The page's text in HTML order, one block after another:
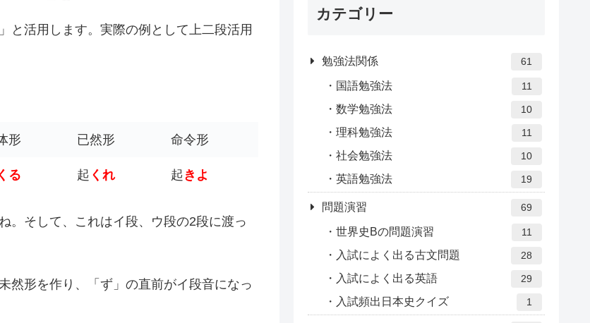
」と活用します。実際の例として上二段活用
形 已然形 命令形
る 起 くれ 起 きよ
。そして、これはイ段、ウ段の2段に渡っ
然形を作り、「ず」の直前がイ段音になっ
カテゴリー
勉強法関係 61
国語勉強法 11
数学勉強法 10
理科勉強法 11
社会勉強法 10
英語勉強法 19
問題演習 69
世界史Bの問題演習 11
入試によく出る古文問題 28
入試によく出る英語 29
入試頻出日本史クイズ 1